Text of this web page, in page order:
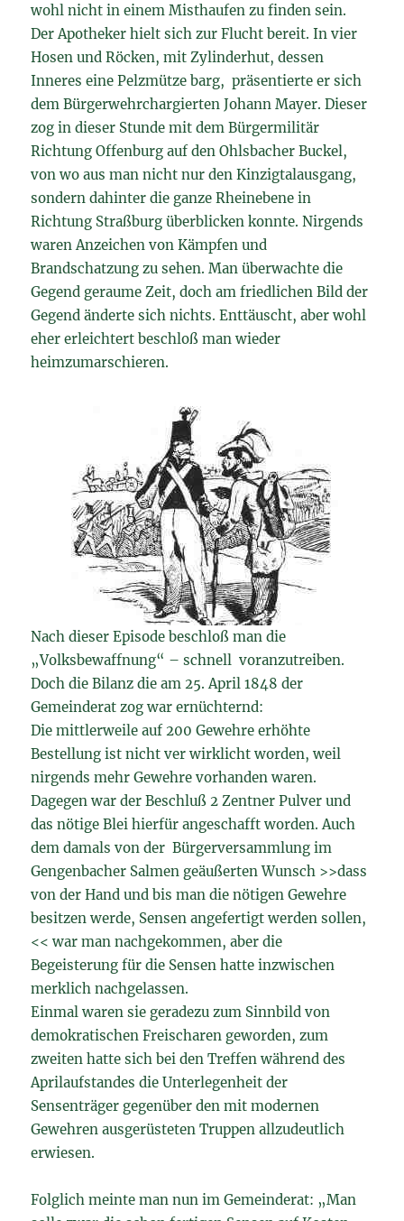
wohl nicht in einem Misthaufen zu finden sein.
Der Apotheker hielt sich zur Flucht bereit. In vier
Hosen und Röcken, mit Zylinderhut, dessen
Inneres eine Pelzmütze barg, präsentierte er sich
dem Bürgerwehrchargierten Johann Mayer. Dieser
zog in dieser Stunde mit dem Bürgermilitär
Richtung Offenburg auf den Ohlsbacher Buckel,
von wo aus man nicht nur den Kinzigtalausgang,
sondern dahinter die ganze Rheinebene in
Richtung Straßburg überblicken konnte. Nirgends
waren Anzeichen von Kämpfen und
Brandschatzung zu sehen. Man überwachte die
Gegend geraume Zeit, doch am friedlichen Bild der
Gegend änderte sich nichts. Enttäuscht, aber wohl
eher erleichtert beschloß man wieder
heimzumarschieren.
Nach dieser Episode beschloß man die
„Volksbewaffnung“ – schnell voranzutreiben.
Doch die Bilanz die am 25. April 1848 der
Gemeinderat zog war ernüchternd:
Die mittlerweile auf 200 Gewehre erhöhte
Bestellung ist nicht ver wirklicht worden, weil
nirgends mehr Gewehre vorhanden waren.
Dagegen war der Beschluß 2 Zentner Pulver und
das nötige Blei hierfür angeschafft worden. Auch
dem damals von der Bürgerversammlung im
Gengenbacher Salmen geäußerten Wunsch >>dass
von der Hand und bis man die nötigen Gewehre
besitzen werde, Sensen angefertigt werden sollen,
<< war man nachgekommen, aber die
Begeisterung für die Sensen hatte inzwischen
merklich nachgelassen.
Einmal waren sie geradezu zum Sinnbild von
demokratischen Freischaren geworden, zum
zweiten hatte sich bei den Treffen während des
Aprilaufstandes die Unterlegenheit der
Sensenträger gegenüber den mit modernen
Gewehren ausgerüsteten Truppen allzudeutlich
erwiesen.
Folglich meinte man nun im Gemeinderat: „Man